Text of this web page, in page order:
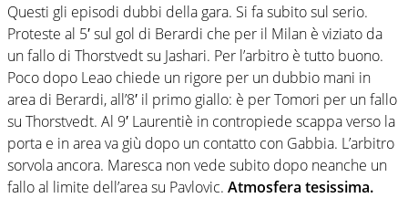
Questi gli episodi dubbi della gara. Si fa subito sul serio.
Proteste al 5′ sul gol di Berardi che per il Milan è viziato da
un fallo di Thorstvedt su Jashari. Per l’arbitro è tutto buono.
Poco dopo Leao chiede un rigore per un dubbio mani in
area di Berardi, all’8′ il primo giallo: è per Tomori per un fallo
su Thorstvedt. Al 9′ Laurentiè in contropiede scappa verso la
porta e in area va giù dopo un contatto con Gabbia. L’arbitro
sorvola ancora. Maresca non vede subito dopo neanche un
fallo al limite dell’area su Pavlovic. Atmosfera tesissima.